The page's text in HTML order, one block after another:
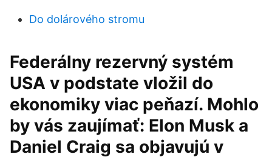
Do dolárového stromu
Federálny rezervný systém
USA v podstate vložil do
ekonomiky viac peňazí. Mohlo
by vás zaujímať: Elon Musk a
Daniel Craig sa objavujú v